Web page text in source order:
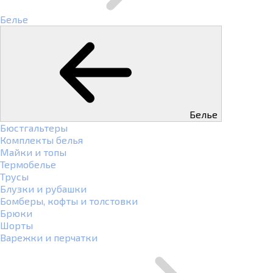
Белье
Белье
Бюстгальтеры
Комплекты белья
Майки и топы
Термобелье
Трусы
Блузки и рубашки
Бомберы, кофты и толстовки
Брюки
Шорты
Варежки и перчатки